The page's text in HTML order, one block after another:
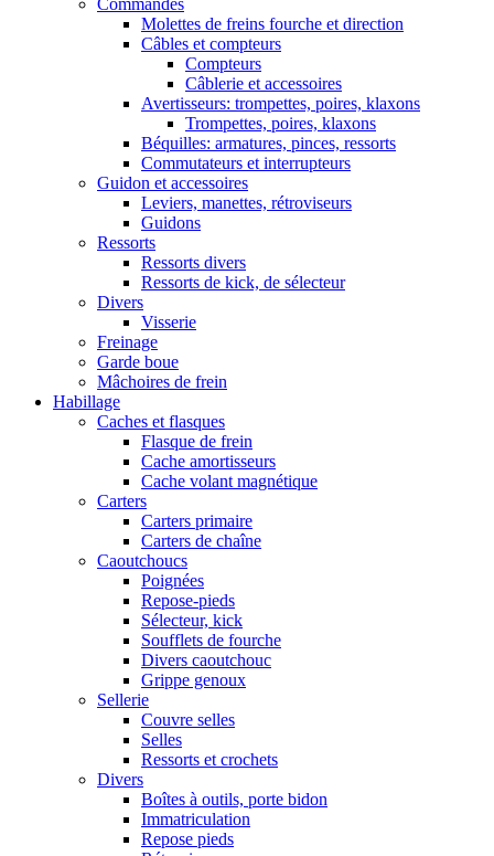
Commandes
Molettes de freins fourche et direction
Câbles et compteurs
Compteurs
Câblerie et accessoires
Avertisseurs: trompettes, poires, klaxons
Trompettes, poires, klaxons
Béquilles: armatures, pinces, ressorts
Commutateurs et interrupteurs
Guidon et accessoires
Leviers, manettes, rétroviseurs
Guidons
Ressorts
Ressorts divers
Ressorts de kick, de sélecteur
Divers
Visserie
Freinage
Garde boue
Mâchoires de frein
Habillage
Caches et flasques
Flasque de frein
Cache amortisseurs
Cache volant magnétique
Carters
Carters primaire
Carters de chaîne
Caoutchoucs
Poignées
Repose-pieds
Sélecteur, kick
Soufflets de fourche
Divers caoutchouc
Grippe genoux
Sellerie
Couvre selles
Selles
Ressorts et crochets
Divers
Boîtes à outils, porte bidon
Immatriculation
Repose pieds